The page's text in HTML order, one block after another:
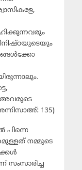
അവരുടെ
135)
പിന്നെ
നമ്മുടെ
സംസാരിച്ച